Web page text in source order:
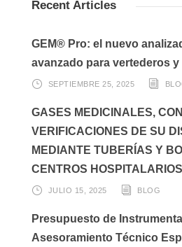
Recent Articles
GEM® Pro: el nuevo
avanzado para vertederos
SEPTIEMBRE 25, 2025
GASES MEDICINALES,
VERIFICACIONES DE SU
MEDIANTE TUBERÍAS Y
CENTROS
JULIO 15, 2025 BLOG
Presupuesto de
Asesoramiento Técnico